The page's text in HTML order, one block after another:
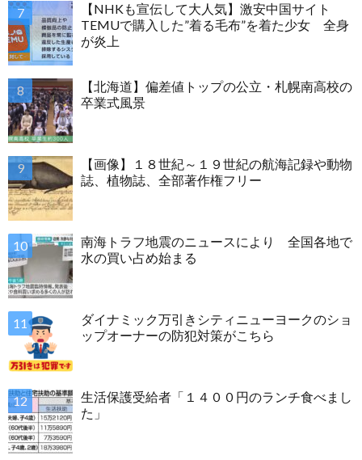
【NHKも宣伝して大人気】激安中国サイト
TEMUで購入した”着る毛布”を着た少女 全身
が炎上
【北海道】偏差値トップの公立・札幌南高校の
卒業式風景
【画像】１８世紀～１９世紀の航海記録や動物
誌、植物誌、全部著作権フリー
南海トラフ地震のニュースにより 全国各地で
水の買い占め始まる
ダイナミック万引きシティニューヨークのショ
ップオーナーの防犯対策がこちら
生活保護受給者「１４００円のランチ食べまし
た」